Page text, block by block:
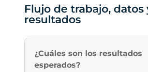
Flujo de trabajo, datos
resultados
¿Cuáles son los resultados
esperados?